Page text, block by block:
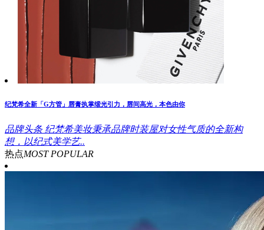
纪梵希全新「G方管」唇膏执掌缎光引力，唇间高光，本色由你
品牌头条 纪梵希美妆秉承品牌时装屋对女性气质的全新构
想，以纪式美学艺..
热点MOST POPULAR